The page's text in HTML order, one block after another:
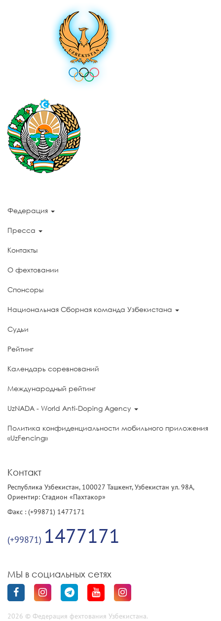
Федерация
Пресса
Контакты
О фехтовании
Спонсоры
Национальная Сборная команда Узбекистана
Судьи
Рейтинг
Календарь соревнований
Международный рейтинг
UzNADA - World Anti-Doping Agency
Политика конфиденциальности мобильного приложения
«UzFencing»
Контакт
Республика Узбекистан, 100027 Ташкент, Узбекистан ул. 98А,
Ориентир: Стадион «Пахтакор»
Факс : (+99871) 1477171
(+99871) 1477171
МЫ в социальных сетях
2026 © Федерация фехтования Узбекистана.